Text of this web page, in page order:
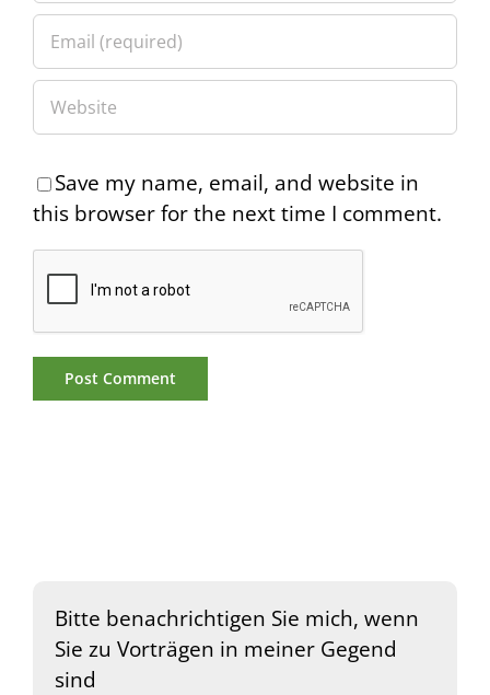
Save my name, email, and website in
this browser for the next time I comment.
Bitte benachrichtigen Sie mich, wenn
Sie zu Vorträgen in meiner Gegend
sind